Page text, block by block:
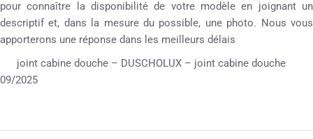
pour connaître la disponibilité de votre modèle en joignant un
descriptif et, dans la mesure du possible, une photo. Nous vous
apporterons une réponse dans les meilleurs délais
joint cabine douche – DUSCHOLUX – joint cabine douche
09/2025